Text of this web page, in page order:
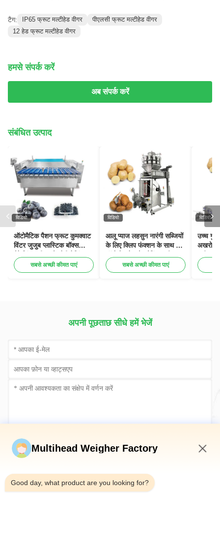
टैग: IP65 फ्रूट मल्टीहेड वीगर
पीएलसी फ्रूट मल्टीहेड वीगर
12 हेड फ्रूट मल्टीहेड वीगर
हमसे संपर्क करें
अब संपर्क करें
संबंधित उत्पाद
विडियो
ऑटोमैटिक पैशन फ्रूट कुमक्वाट
विंटर जुजुब प्लास्टिक बॉक्स
भरने पैकेजिंग लाइन
सबसे अच्छी कीमत पाएं
विडियो
आलू प्याज लहसुन नारंगी सब्जियों
के लिए क्लिप फंक्शन के साथ पूर्ण
सबसे अच्छी कीमत पाएं
विडियो
उच्च
अखरोट
जाल बैग
सिक्के
अपनी पूछताछ सीधे हमें भेजें
अब सबमिट करें
Multihead Weigher Factory
Good day, what product are you looking for?